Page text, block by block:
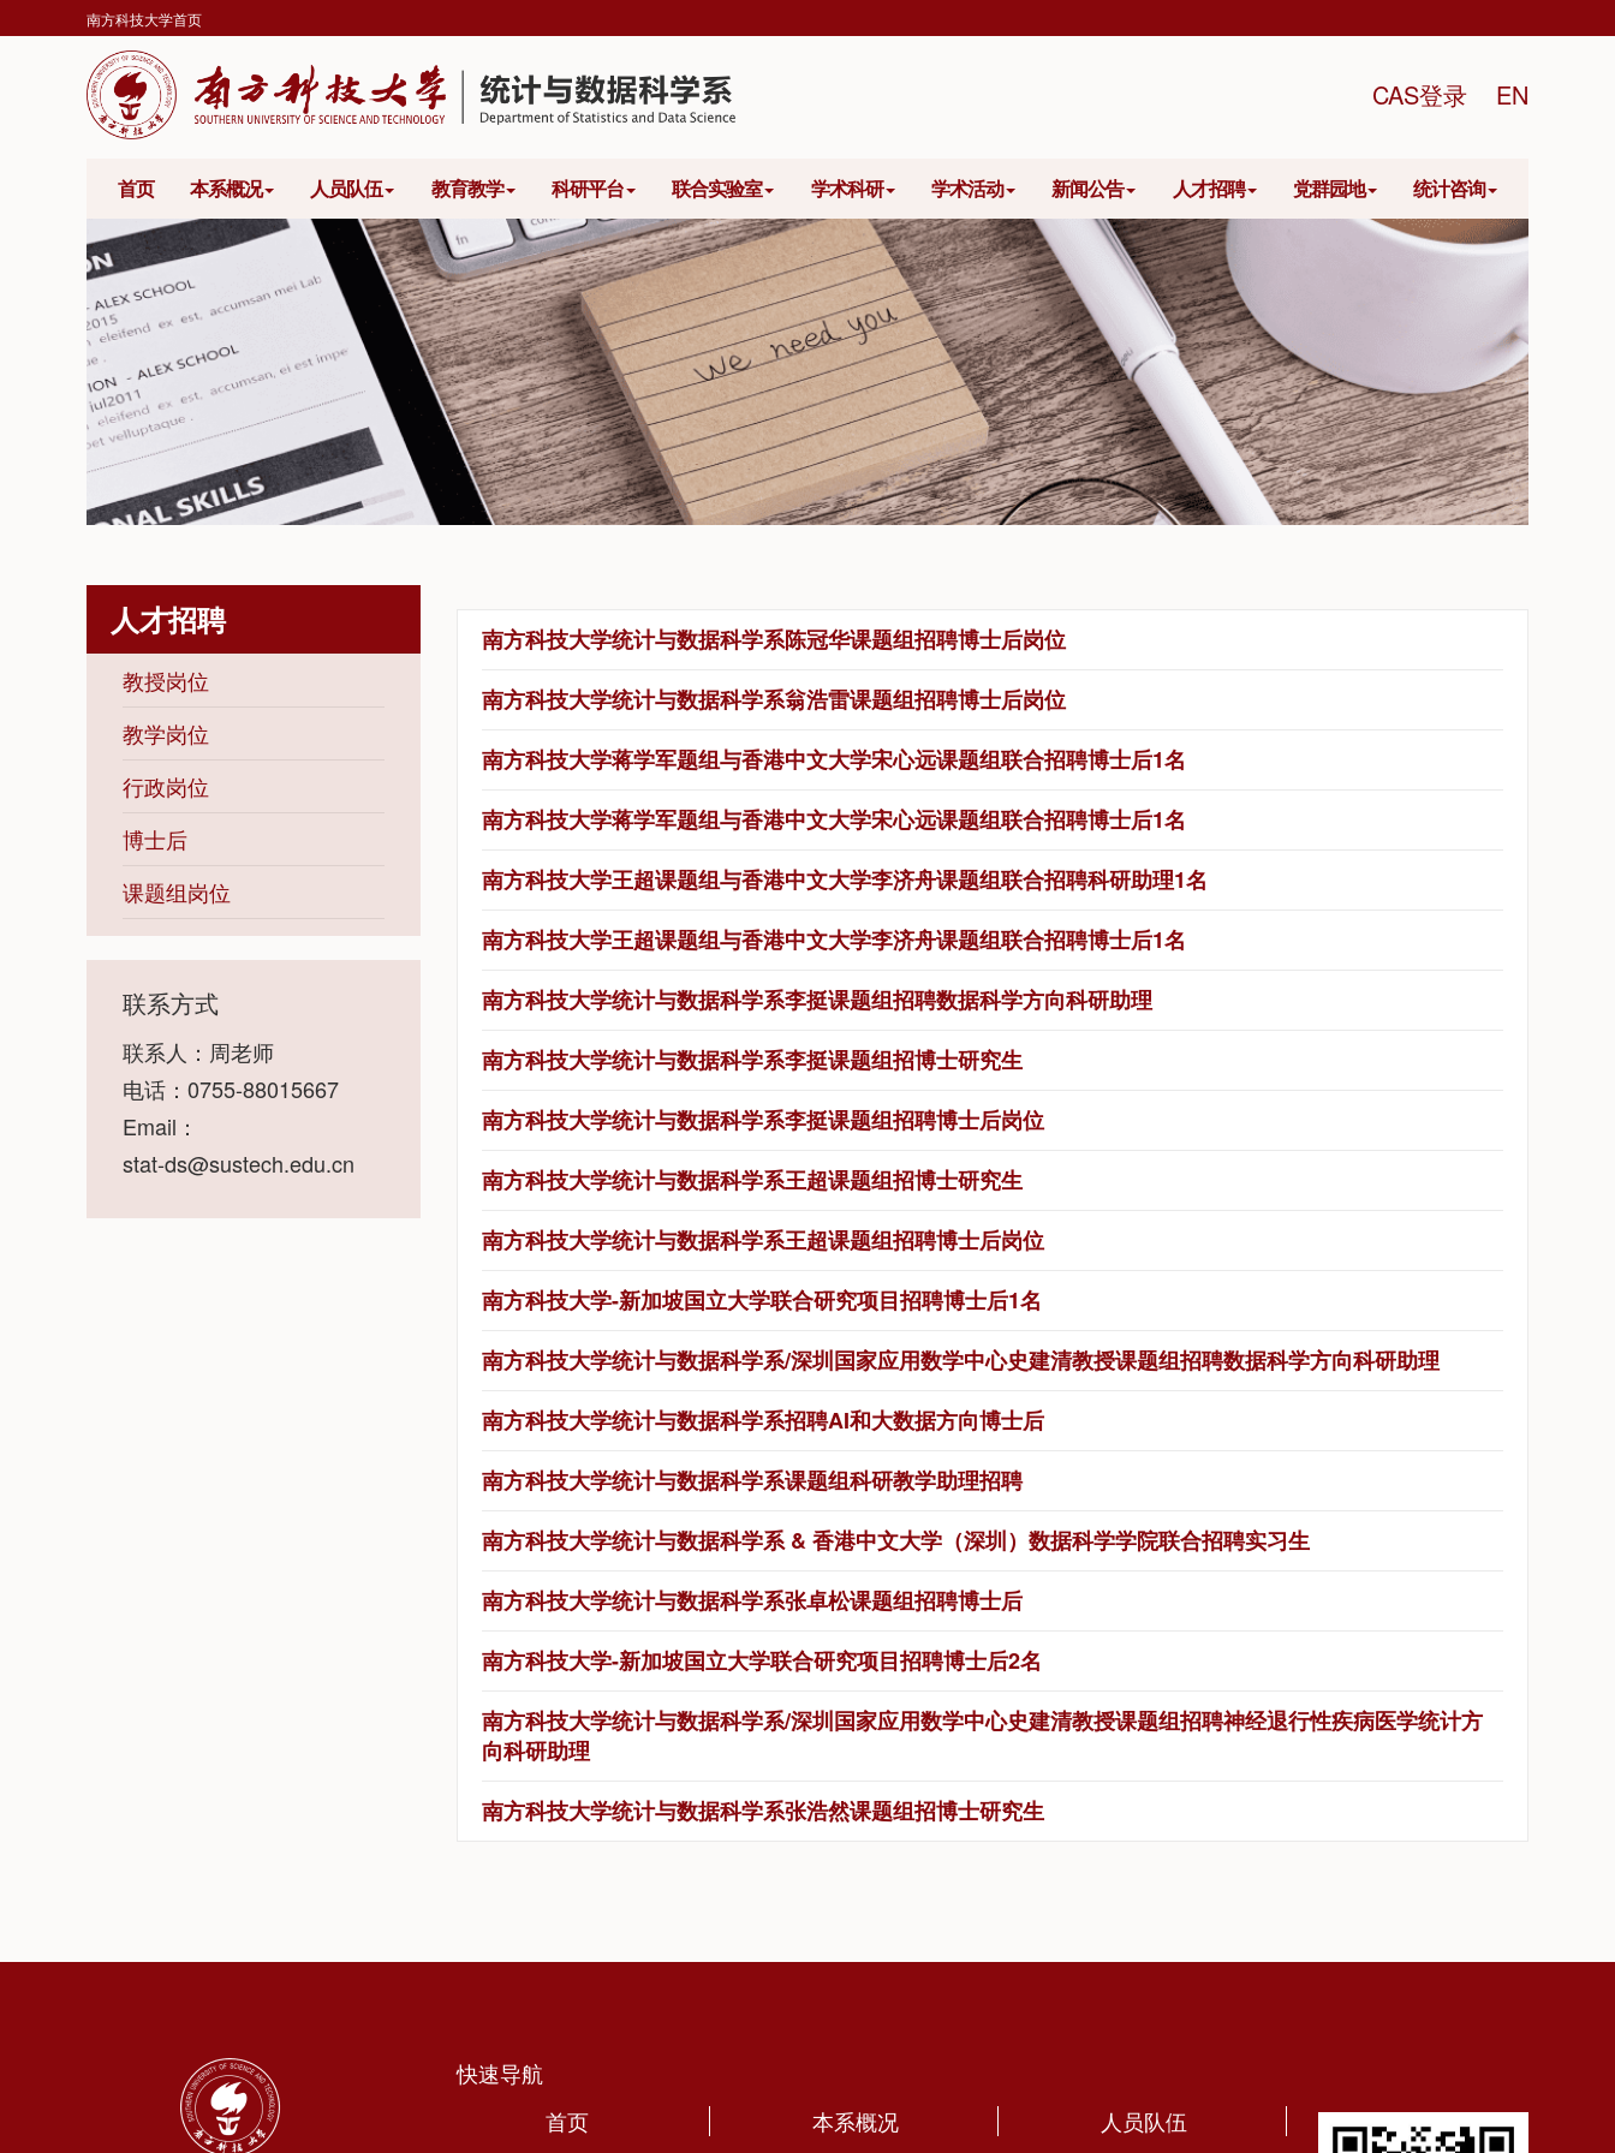
南方科技大学首页
CAS登录 EN
首页 本系概况 人员队伍 教育教学 科研平台 联合实验室 学术科研 学术活动 新闻公告 人才招聘 党群园地 统计咨询
人才招聘
教授岗位
教学岗位
行政岗位
博士后
课题组岗位
联系方式
联系人：周老师
电话：0755-88015667
Email：
stat-ds@sustech.edu.cn
南方科技大学统计与数据科学系陈冠华课题组招聘博士后岗位
南方科技大学统计与数据科学系翁浩雷课题组招聘博士后岗位
南方科技大学蒋学军题组与香港中文大学宋心远课题组联合招聘博士后1名
南方科技大学蒋学军题组与香港中文大学宋心远课题组联合招聘博士后1名
南方科技大学王超课题组与香港中文大学李济舟课题组联合招聘科研助理1名
南方科技大学王超课题组与香港中文大学李济舟课题组联合招聘博士后1名
南方科技大学统计与数据科学系李挺课题组招聘数据科学方向科研助理
南方科技大学统计与数据科学系李挺课题组招博士研究生
南方科技大学统计与数据科学系李挺课题组招聘博士后岗位
南方科技大学统计与数据科学系王超课题组招博士研究生
南方科技大学统计与数据科学系王超课题组招聘博士后岗位
南方科技大学-新加坡国立大学联合研究项目招聘博士后1名
南方科技大学统计与数据科学系/深圳国家应用数学中心史建清教授课题组招聘数据科学方向科研助理
南方科技大学统计与数据科学系招聘AI和大数据方向博士后
南方科技大学统计与数据科学系课题组科研教学助理招聘
南方科技大学统计与数据科学系 & 香港中文大学（深圳）数据科学学院联合招聘实习生
南方科技大学统计与数据科学系张卓松课题组招聘博士后
南方科技大学-新加坡国立大学联合研究项目招聘博士后2名
南方科技大学统计与数据科学系/深圳国家应用数学中心史建清教授课题组招聘神经退行性疾病医学统计方
向科研助理
南方科技大学统计与数据科学系张浩然课题组招博士研究生
快速导航
首页
本系概况 人员队伍